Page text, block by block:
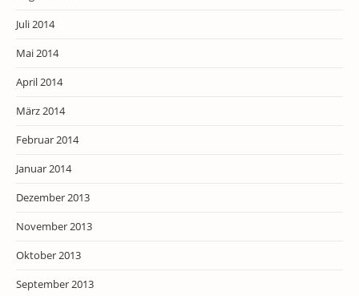
Juli 2014
Mai 2014
April 2014
März 2014
Februar 2014
Januar 2014
Dezember 2013
November 2013
Oktober 2013
September 2013